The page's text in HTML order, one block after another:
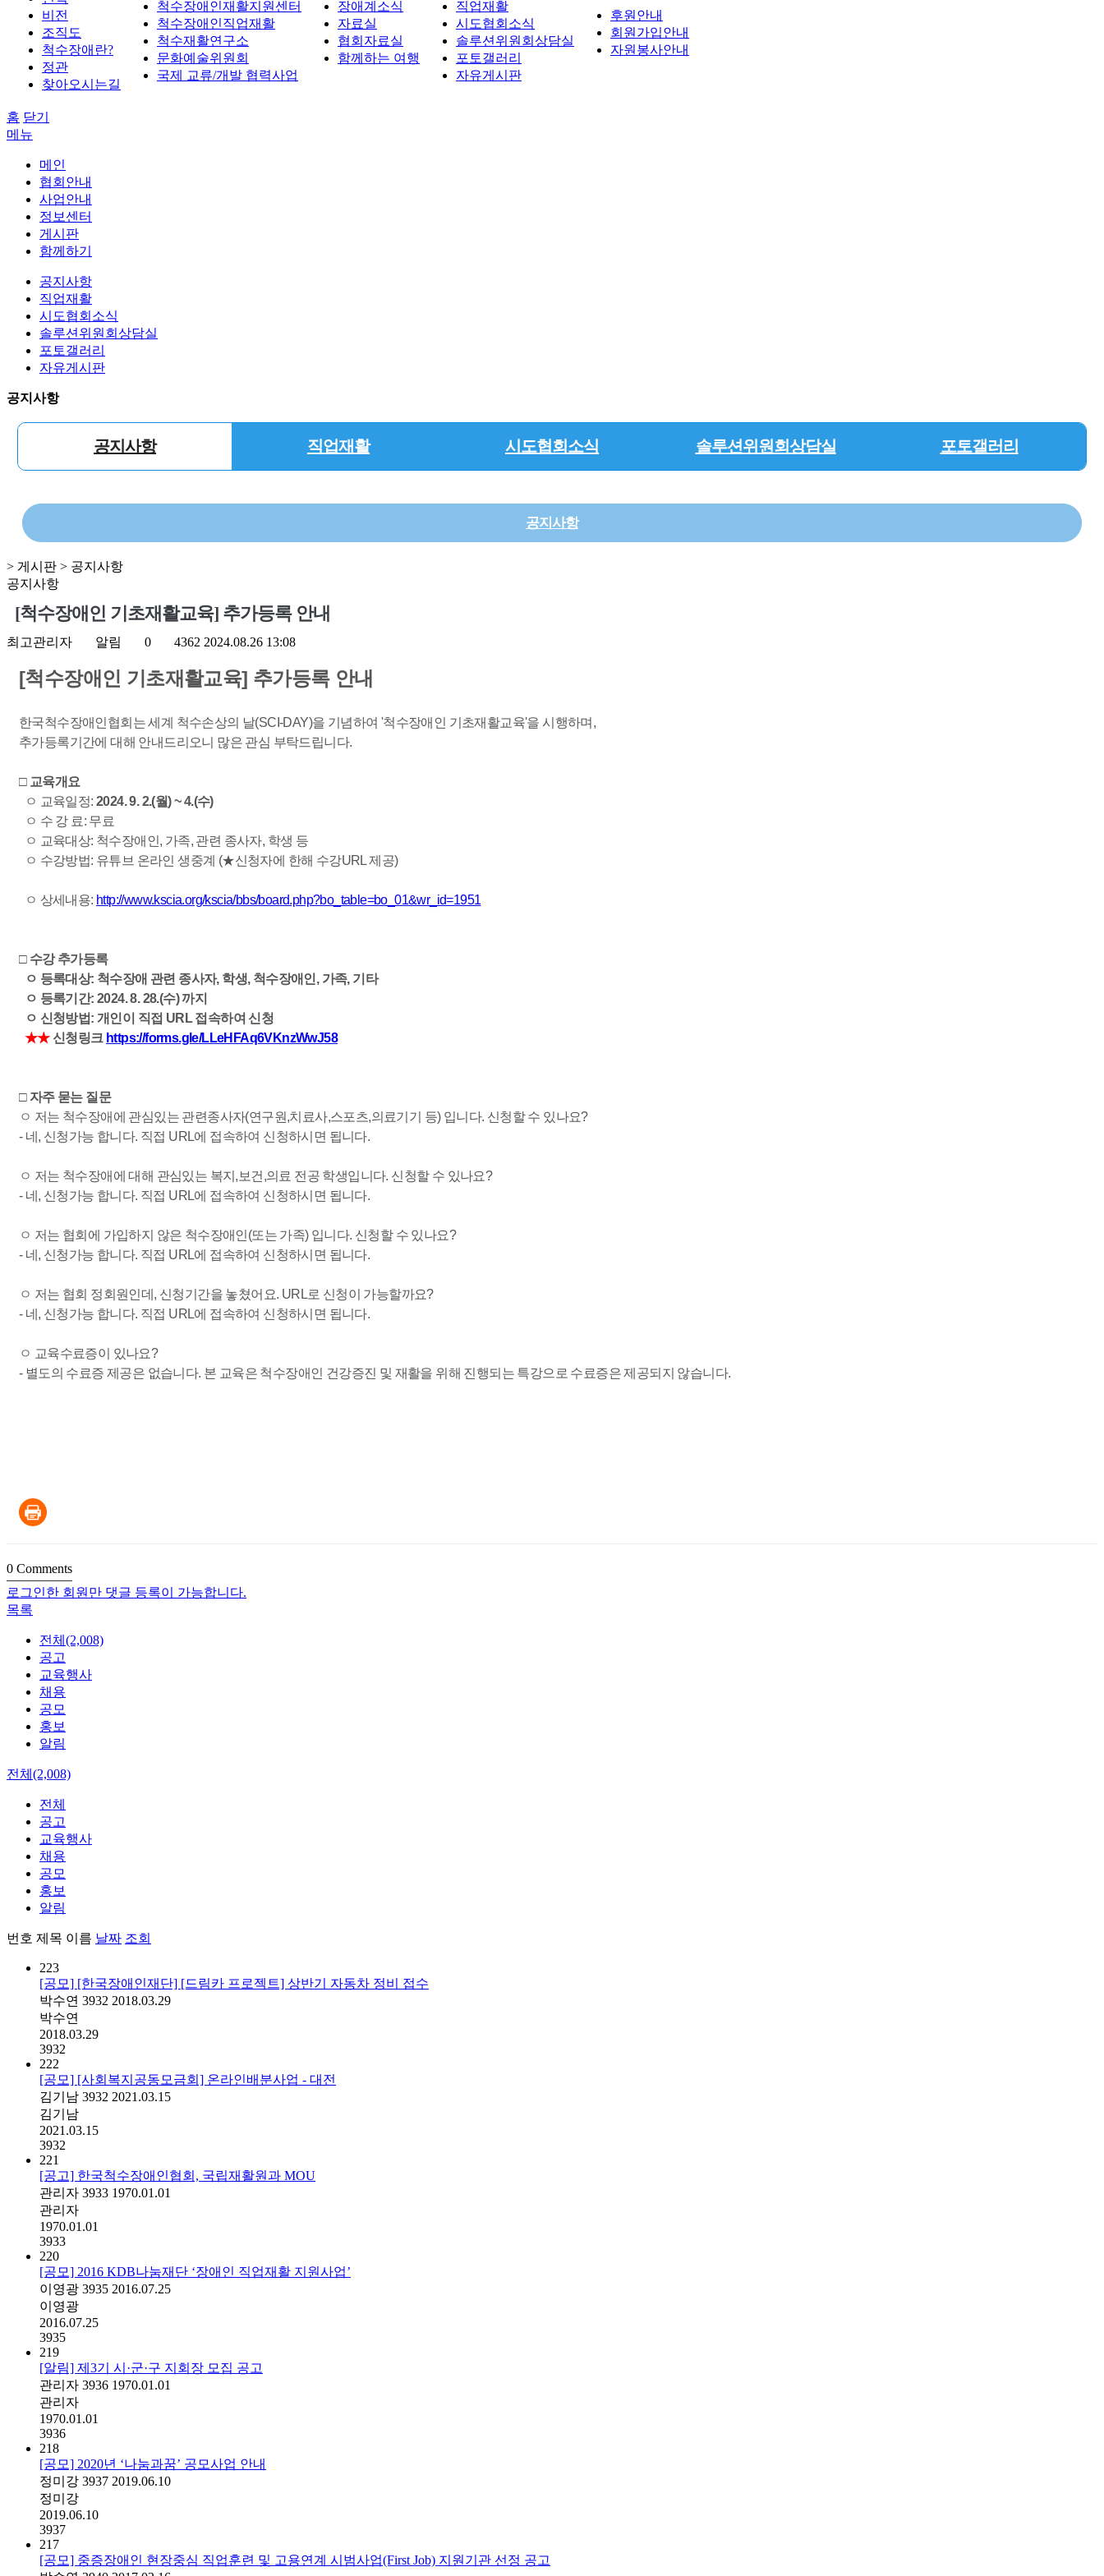
비전
조직도
척수장애란?
정관
찾아오시는길
척수장애인재활지원센터
척수장애인직업재활
척수재활연구소
문화예술위원회
국제 교류/개발 협력사업
장애계소식
자료실
협회자료실
함께하는 여행
직업재활
시도협회소식
솔루션위원회상담실
포토갤러리
자유게시판
후원안내
회원가입안내
자원봉사안내
홈 닫기
메뉴
메인
협회안내
사업안내
정보센터
게시판
함께하기
공지사항
직업재활
시도협회소식
솔루션위원회상담실
포토갤러리
자유게시판
공지사항
공지사항 직업재활 시도협회소식 솔루션위원회상담실 포토갤러리
공지사항
> 게시판 > 공지사항
공지사항
[척수장애인 기초재활교육] 추가등록 안내
최고관리자 알림 0 4362 2024.08.26 13:08
[척수장애인 기초재활교육] 추가등록 안내
한국척수장애인협회는 세계 척수손상의 날(SCI-DAY)을 기념하여 '척수장애인 기초재활교육'을 시행하며,
추가등록기간에 대해 안내드리오니 많은 관심 부탁드립니다.
□ 교육개요
ㅇ 교육일정: 2024. 9. 2.(월) ~ 4.(수)
ㅇ 수 강 료: 무료
ㅇ 교육대상: 척수장애인, 가족, 관련 종사자, 학생 등
ㅇ 수강방법: 유튜브 온라인 생중계 (★신청자에 한해 수강URL 제공)
ㅇ 상세내용: http://www.kscia.org/kscia/bbs/board.php?bo_table=bo_01&wr_id=1951
□ 수강 추가등록
ㅇ 등록대상: 척수장애 관련 종사자, 학생, 척수장애인, 가족, 기타
ㅇ 등록기간: 2024. 8. 28.(수) 까지
ㅇ 신청방법: 개인이 직접 URL 접속하여 신청
★★신청링크 https://forms.gle/LLeHFAq6VKnzWwJ58
□ 자주 묻는 질문
ㅇ 저는 척수장애에 관심있는 관련종사자(연구원,치료사,스포츠,의료기기 등) 입니다. 신청할 수 있나요?
- 네, 신청가능 합니다. 직접 URL에 접속하여 신청하시면 됩니다.
ㅇ 저는 척수장애에 대해 관심있는 복지,보건,의료 전공 학생입니다. 신청할 수 있나요?
- 네, 신청가능 합니다. 직접 URL에 접속하여 신청하시면 됩니다.
ㅇ 저는 협회에 가입하지 않은 척수장애인(또는 가족) 입니다. 신청할 수 있나요?
- 네, 신청가능 합니다. 직접 URL에 접속하여 신청하시면 됩니다.
ㅇ 저는 협회 정회원인데, 신청기간을 놓쳤어요. URL로 신청이 가능할까요?
- 네, 신청가능 합니다. 직접 URL에 접속하여 신청하시면 됩니다.
ㅇ 교육수료증이 있나요?
- 별도의 수료증 제공은 없습니다. 본 교육은 척수장애인 건강증진 및 재활을 위해 진행되는 특강으로 수료증은 제공되지 않습니다.
0 Comments
로그인한 회원만 댓글 등록이 가능합니다.
목록
전체(2,008)
공고
교육행사
채용
공모
홍보
알림
전체(2,008)
전체
공고
교육행사
채용
공모
홍보
알림
번호 제목 이름 날짜 조회
223
[공모] [한국장애인재단] [드림카 프로젝트] 상반기 자동차 정비 접수
박수연 3932 2018.03.29
박수연
2018.03.29
3932
222
[공모] [사회복지공동모금회] 온라인배분사업 - 대전
김기남 3932 2021.03.15
김기남
2021.03.15
3932
221
[공고] 한국척수장애인협회, 국립재활원과 MOU
관리자 3933 1970.01.01
관리자
1970.01.01
3933
220
[공모] 2016 KDB나눔재단 ‘장애인 직업재활 지원사업’
이영광 3935 2016.07.25
이영광
2016.07.25
3935
219
[알림] 제3기 시·군·구 지회장 모집 공고
관리자 3936 1970.01.01
관리자
1970.01.01
3936
218
[공모] 2020년 ‘나눔과꿈’ 공모사업 안내
정미강 3937 2019.06.10
정미강
2019.06.10
3937
217
[공모] 중증장애인 현장중심 직업훈련 및 고용연계 시범사업(First Job) 지원기관 선정 공고